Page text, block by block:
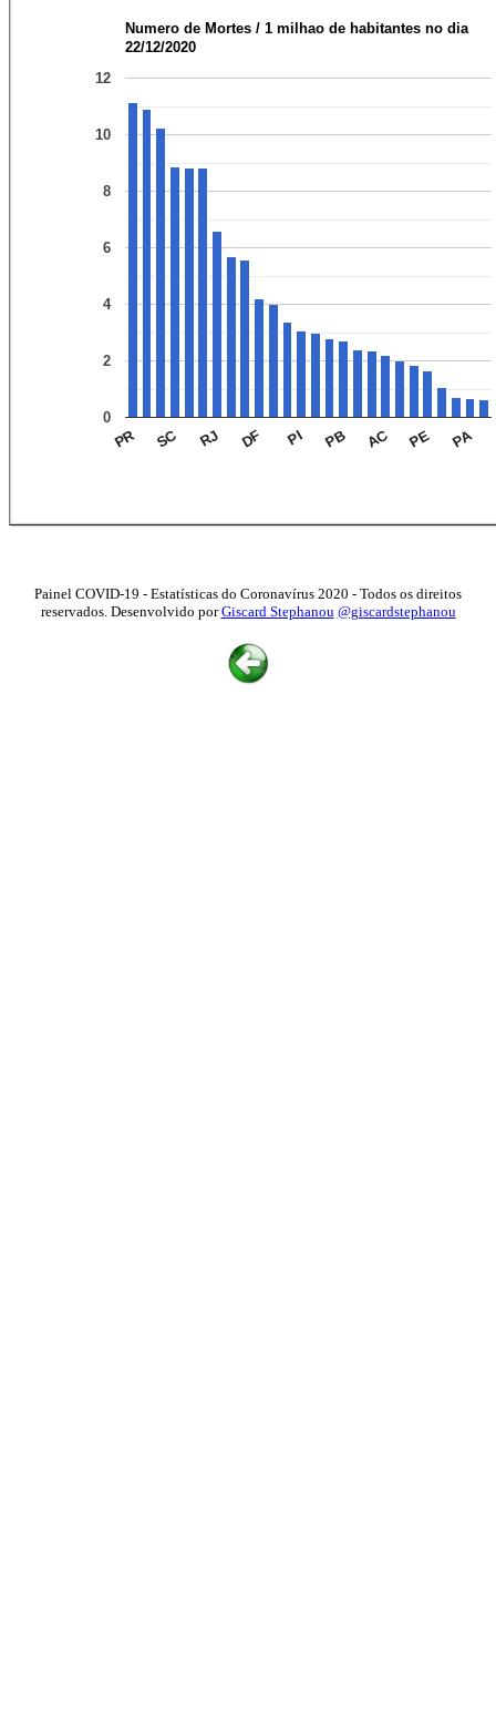
Numero de Mortes / 1 milhao de habitantes no dia
22/12/2020
PR SC RJ DF PI PB AC PE PA
0
2
4
6
8
10
12
Painel COVID-19 - Estatísticas do Coronavírus 2020 - Todos os direitos
reservados. Desenvolvido porGiscard Stephanou @giscardstephanou